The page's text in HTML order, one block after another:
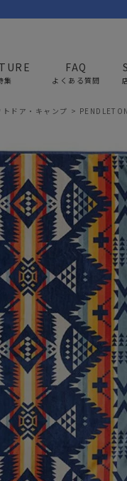
APPAREL
アパレル
トップス
アウター
パンツ
キャップ/帽子
シューズ/靴下
サングラス/メガネ
時計
その他
AS2OV GOLF
集
FAQ
よくある質問
トドア・キャンプ